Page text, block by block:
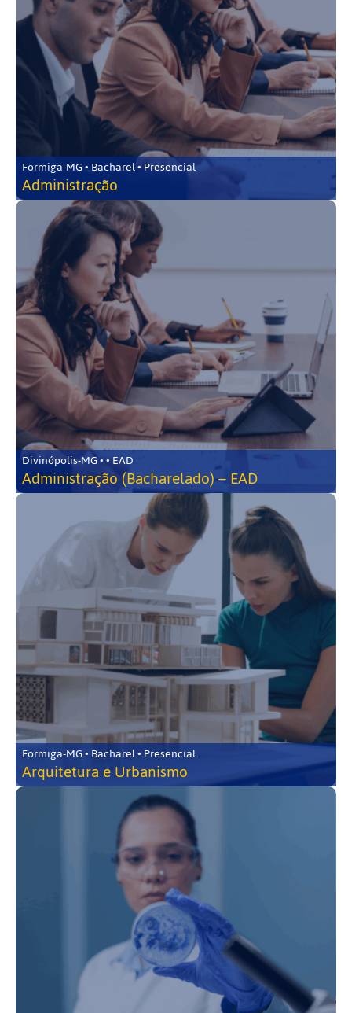
Formiga-MG • Bacharel • Presencial
Administração
Divinópolis-MG • • EAD
Administração (Bacharelado) – EAD
Formiga-MG • Bacharel • Presencial
Arquitetura e Urbanismo